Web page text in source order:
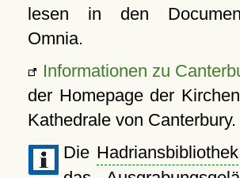
lesen in den
Omnia.
Informationen zu
der Homepage der
Kathedrale von Canterbury.
Die Hadriansbibliothek